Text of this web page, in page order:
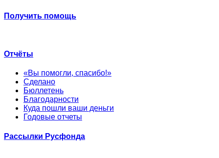
Получить помощь
Отчёты
«Вы помогли, спасибо!»
Сделано
Бюллетень
Благодарности
Куда пошли ваши деньги
Годовые отчеты
Рассылки Русфонда